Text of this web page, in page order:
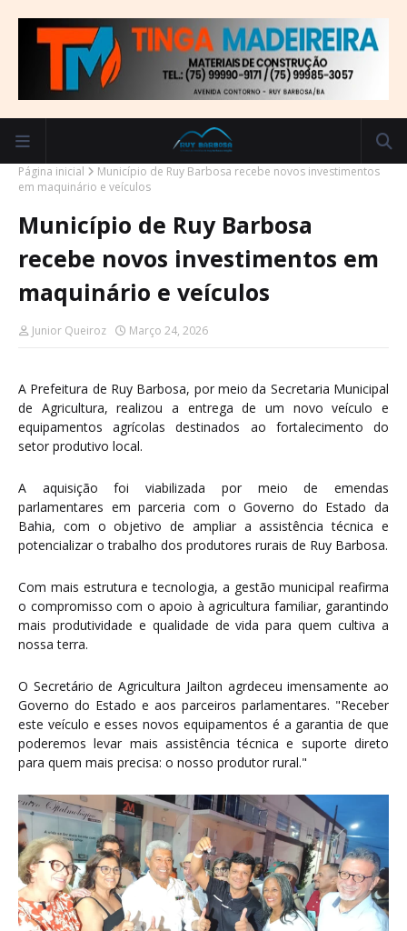
Página inicial
Município de Ruy Barbosa recebe novos investimentos
em maquinário e veículos
Município de Ruy Barbosa
recebe novos investimentos em
maquinário e veículos
Junior Queiroz Março 24, 2026
A Prefeitura de Ruy Barbosa, por meio da Secretaria Municipal
de Agricultura, realizou a entrega de um novo veículo e
equipamentos agrícolas destinados ao fortalecimento do
setor produtivo local.
​A aquisição foi viabilizada por meio de emendas
parlamentares em parceria com o Governo do Estado da
Bahia, com o objetivo de ampliar a assistência técnica e
potencializar o trabalho dos produtores rurais de Ruy Barbosa.
​Com mais estrutura e tecnologia, a gestão municipal reafirma
o compromisso com o apoio à agricultura familiar, garantindo
mais produtividade e qualidade de vida para quem cultiva a
nossa terra.
O Secretário de Agricultura Jailton agrdeceu imensamente ao
Governo do Estado e aos parceiros parlamentares. "Receber
este veículo e esses novos equipamentos é a garantia de que
poderemos levar mais assistência técnica e suporte direto
para quem mais precisa: o nosso produtor rural."